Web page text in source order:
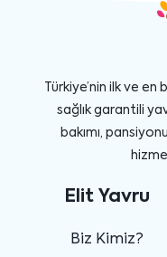
Türkiye’nin ilk ve en
sağlık garantili
bakımı,
Elit Yavru
Biz Kimiz?